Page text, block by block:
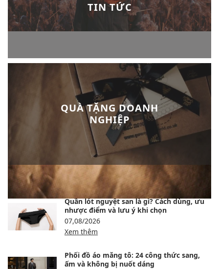
TIN TỨC
QUÀ TẶNG DOANH
NGHIỆP
BÀI VIẾT NỔI BẬT
Quần lót nguyệt san là gì? Cách dùng, ưu
nhược điểm và lưu ý khi chọn
07,08/2026
Xem thêm
Phối đồ áo măng tô: 24 công thức sang,
ấm và không bị nuốt dáng